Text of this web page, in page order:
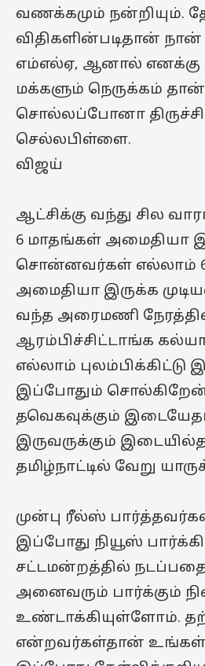
வணக்கமும் நன்றியும்.
விதிகளின்படிதான் நான்
எம்எல்ஏ, ஆனால் எனக்கு
மக்களும் நெருக்கம்
சொல்லப்போனா
செல்லபிள்ளை.
விஜய்
ஆட்சிக்கு வந்து சில
6 மாதங்கள் அமைதியா
சொன்னவர்கள் எல்லாம் 6
அமைதியா இருக்க
வந்த அரைமணி
ஆரம்பிச்சிட்டாங்க
எல்லாம் புலம்பிக்கிட்டு
இப்போதும் சொல்கிறேன்
தவெகவுக்கும்
இருவருக்கும்
தமிழ்நாட்டில் வேறு
முன்பு ரீல்ஸ்
இப்போது நியூஸ்
சட்டமன்றத்தில்
அனைவரும் பார்க்கும்
உண்டாக்கியுள்ளோம்.
என்றவர்கள்தான்